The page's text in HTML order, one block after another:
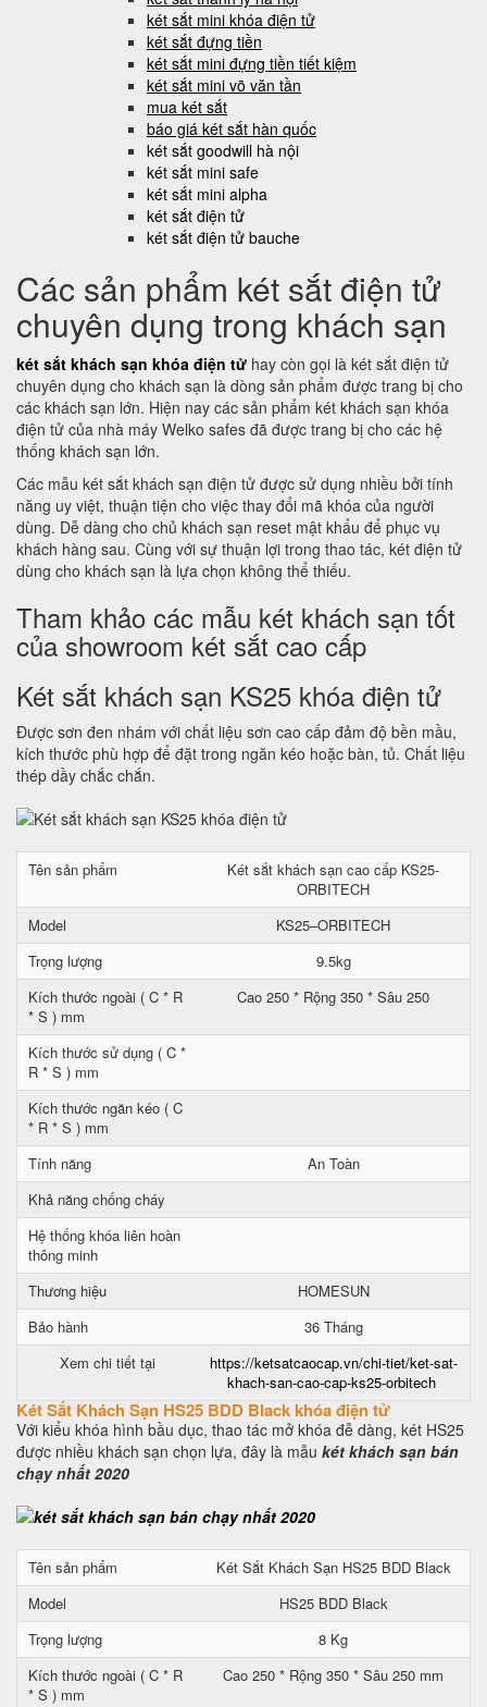
két sắt mini khóa điện tử
két sắt đựng tiền
két sắt mini đựng tiền tiết kiệm
két sắt mini võ văn tần
mua két sắt
báo giá két sắt hàn quốc
két sắt goodwill hà nội
két sắt mini safe
két sắt mini alpha
két sắt điện tử
két sắt điện tử bauche
Các sản phẩm két sắt điện tử
chuyên dụng trong khách sạn
két sắt khách sạn khóa điện tử hay còn gọi là két sắt điện tử
chuyên dụng cho khách sạn là dòng sản phẩm được trang bị cho
các khách sạn lớn. Hiện nay các sản phẩm két khách sạn khóa
điện tử của nhà máy Welko safes đã được trang bị cho các hệ
thống khách sạn lớn.
Các mẫu két sắt khách sạn điện tử được sử dụng nhiều bởi tính
năng uy việt, thuận tiện cho việc thay đổi mã khóa của người
dùng. Dễ dàng cho chủ khách sạn reset mật khẩu để phục vụ
khách hàng sau. Cùng với sự thuận lợi trong thao tác, két điện tử
dùng cho khách sạn là lựa chọn không thể thiếu.
Tham khảo các mẫu két khách sạn tốt
của showroom két sắt cao cấp
Két sắt khách sạn KS25 khóa điện tử
Được sơn đen nhám với chất liệu sơn cao cấp đảm độ bền mầu,
kích thước phù hợp để đặt trong ngăn kéo hoặc bàn, tủ. Chất liệu
thép dầy chắc chắn.
Tên sản phẩm
Két sắt khách sạn cao cấp KS25-
ORBITECH
Model
KS25–ORBITECH
Trọng lượng
9.5kg
Kích thước ngoài ( C * R
* S ) mm
Cao 250 * Rộng 350 * Sâu 250
Kích thước sử dụng ( C *
R * S ) mm
Kích thước ngăn kéo ( C
* R * S ) mm
Tính năng
An Toàn
Khả năng chống cháy
Hệ thống khóa liên hoàn
thông minh
Thương hiệu
HOMESUN
Bảo hành
36 Tháng
Xem chi tiết tại
https://ketsatcaocap.vn/chi-tiet/ket-sat-
khach-san-cao-cap-ks25-orbitech
Két Sắt Khách Sạn HS25 BDD Black khóa điện tử
Với kiểu khóa hình bầu dục, thao tác mở khóa đễ dàng, két HS25
được nhiều khách sạn chọn lựa, đây là mẫu két khách sạn bán
chạy nhất 2020
Tên sản phẩm
Két Sắt Khách Sạn HS25 BDD Black
Model
HS25 BDD Black
Trọng lượng
8 Kg
Kích thước ngoài ( C * R
* S ) mm
Cao 250 * Rộng 350 * Sâu 250 mm